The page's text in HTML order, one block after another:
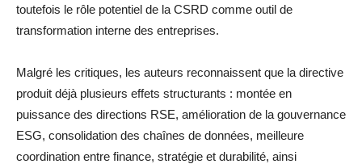
toutefois le rôle potentiel de la CSRD comme outil de
transformation interne des entreprises.
Malgré les critiques, les auteurs reconnaissent que la directive
produit déjà plusieurs effets structurants : montée en
puissance des directions RSE, amélioration de la gouvernance
ESG, consolidation des chaînes de données, meilleure
coordination entre finance, stratégie et durabilité, ainsi